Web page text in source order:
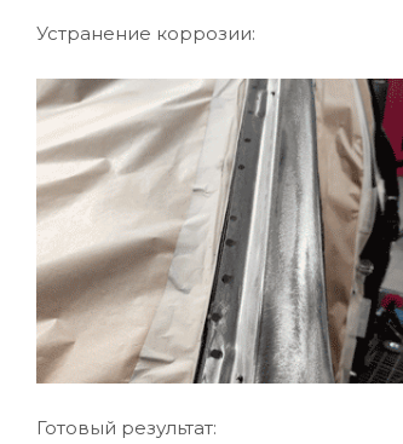
Устранение коррозии:
Готовый результат: